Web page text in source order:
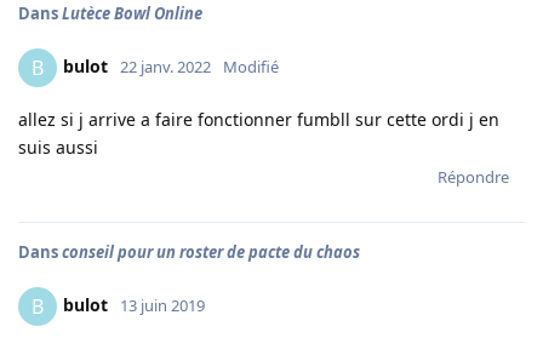
DansLutèce Bowl Online
B bulot 22 janv. 2022 Modifié
allez si j arrive a faire fonctionner fumbll sur cette ordi j en
suis aussi
Répondre
Dansconseil pour un roster de pacte du chaos
B bulot 13 juin 2019